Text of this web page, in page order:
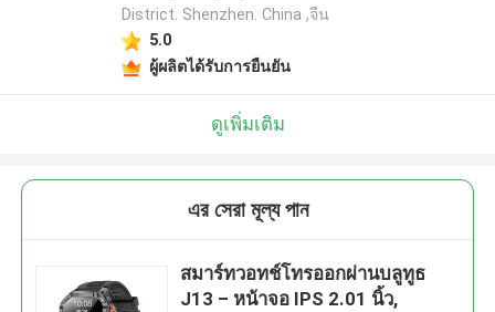
District. Shenzhen. China ,จีน
5.0
ผู้ผลิตได้รับการยืนยัน
ดูเพิ่มเติม
এর সেরা মূল্য পান
สมาร์ทวอทช์โทรออกผ่านบลูทูธ
J13 – หน้าจอ IPS 2.01 นิ้ว,